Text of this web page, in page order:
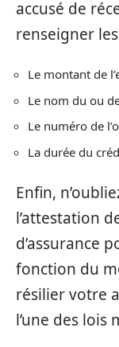
accusé de
renseigner
Le montant de
Le nom du ou
Le numéro de
La durée du
Enfin,
l’attestation
d’assurance
fonction du
résilier votre
l’une des lois